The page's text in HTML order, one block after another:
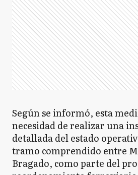
Según se informó, esta
necesidad de realizar una
detallada del estado
tramo comprendido entre
Bragado, como parte del